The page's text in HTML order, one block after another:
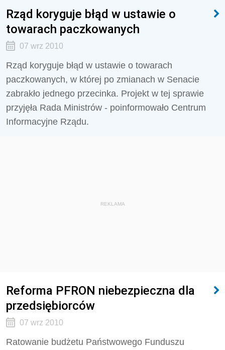
Rząd koryguje błąd w ustawie o
towarach paczkowanych
07 wrz 2010
Rząd koryguje błąd w ustawie o towarach
paczkowanych, w której po zmianach w Senacie
zabrakło jednego przecinka. Projekt w tej sprawie
przyjęła Rada Ministrów - poinformowało Centrum
Informacyjne Rządu.
REKLAMA
Reforma PFRON niebezpieczna dla
przedsiębiorców
07 wrz 2010
Ratowanie budżetu Państwowego Funduszu